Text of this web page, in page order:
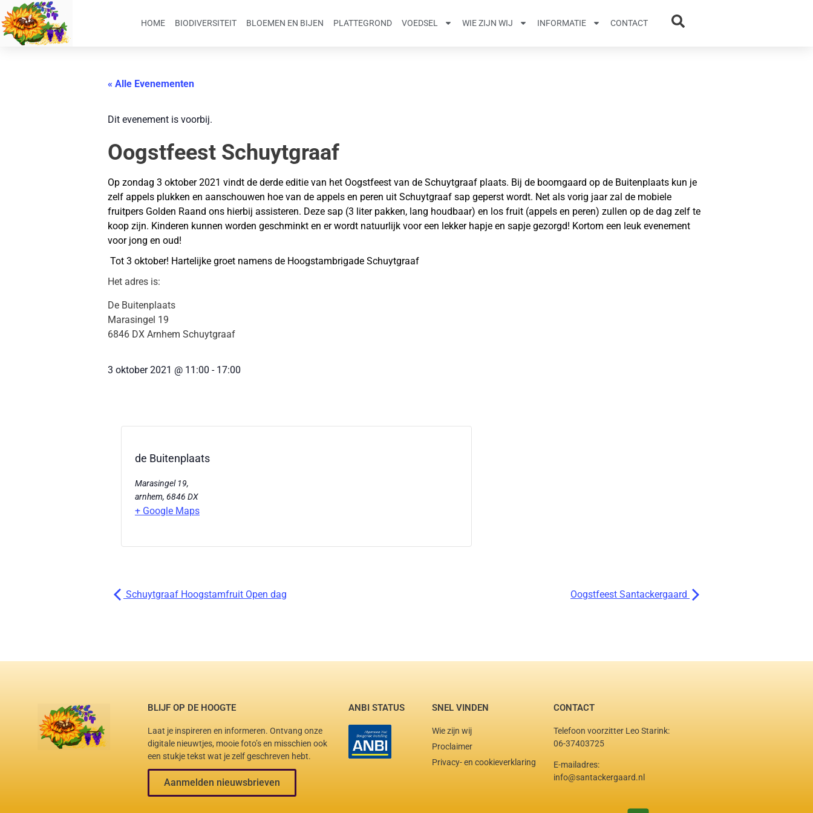
HOME BIODIVERSITEIT BLOEMEN EN BIJEN PLATTEGROND VOEDSEL WIE ZIJN WIJ INFORMATIE CONTACT
« Alle Evenementen
Dit evenement is voorbij.
Oogstfeest Schuytgraaf
Op zondag 3 oktober 2021 vindt de derde editie van het Oogstfeest van de Schuytgraaf plaats. Bij de boomgaard op de Buitenplaats kun je
zelf appels plukken en aanschouwen hoe van de appels en peren uit Schuytgraaf sap geperst wordt. Net als vorig jaar zal de mobiele
fruitpers Golden Raand ons hierbij assisteren. Deze sap (3 liter pakken, lang houdbaar) en los fruit (appels en peren) zullen op de dag zelf te
koop zijn. Kinderen kunnen worden geschminkt en er wordt natuurlijk voor een lekker hapje en sapje gezorgd! Kortom een leuk evenement
voor jong en oud!
Tot 3 oktober! Hartelijke groet namens de Hoogstambrigade Schuytgraaf
Het adres is:
De Buitenplaats
Marasingel 19
6846 DX Arnhem Schuytgraaf
3 oktober 2021 @ 11:00 - 17:00
de Buitenplaats
Marasingel 19,
arnhem, 6846 DX
+ Google Maps
Schuytgraaf Hoogstamfruit Open dag Oogstfeest Santackergaard
BLIJF OP DE HOOGTE
Laat je inspireren en informeren. Ontvang onze
digitale nieuwtjes, mooie foto’s en misschien ook
een stukje tekst wat je zelf geschreven hebt.
Aanmelden nieuwsbrieven
ANBI STATUS SNEL VINDEN
Wie zijn wij
Proclaimer
Privacy- en cookieverklaring
CONTACT
Telefoon voorzitter Leo Starink:
06-37403725
E-mailadres:
info@santackergaard.nl